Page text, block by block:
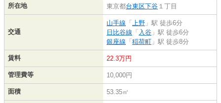
所在地 東京都台東区下谷 １丁目
交通
山手線 「 上野 」駅 徒歩6分
日比谷線 「 入谷 」駅 徒歩6分
銀座線 「 稲荷町 」駅 徒歩8分
賃料 22.3万円
管理費等 10,000円
面積 53.35㎡